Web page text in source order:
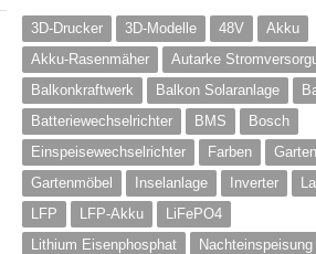
3D-Drucker 3D-Modelle 48V
Akku
Akku-Rasenmäher
Autarke
Balkonkraftwerk
Balkon Solaranlage
Batteriewechselrichter
BMS
Bosch
Einspeisewechselrichter
Farben
Gartenmöbel
Inselanlage Inverter
LFP
LFP-Akku
LiFePO4
Lithium Eisenphosphat
Nachteinspeisung